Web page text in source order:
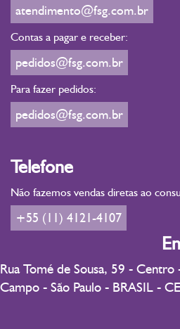
atendimento@fsg.com.br
Contas a pagar e receber:
pedidos@fsg.com.br
Para fazer pedidos:
pedidos@fsg.com.br
Telefone
Não fazemos vendas diretas ao
+55 (11) 4121-4107
Rua Tomé de Sousa, 59 -
Campo - São Paulo - BRASIL -